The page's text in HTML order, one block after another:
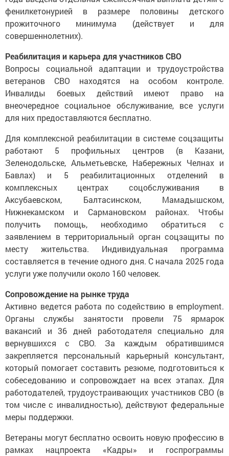
фенилкетонурией в размере половины детского
прожиточного минимума (действует и для
совершеннолетних).
Реабилитация и карьера для участников СВО
Вопросы социальной адаптации и трудоустройства
ветеранов СВО находятся на особом контроле.
Инвалиды боевых действий имеют право на
внеочередное социальное обслуживание, все услуги
для них предоставляются бесплатно.
Для комплексной реабилитации в системе соцзащиты
работают 5 профильных центров (в Казани,
Зеленодольске, Альметьевске, Набережных Челнах и
Бавлах) и 5 реабилитационных отделений в
комплексных центрах соцобслуживания в
Аксубаевском, Балтасинском, Мамадышском,
Нижнекамском и Сармановском районах. Чтобы
получить помощь, необходимо обратиться с
заявлением в территориальный орган соцзащиты по
месту жительства. Индивидуальная программа
составляется в течение одного дня. С начала 2025 года
услуги уже получили около 160 человек.
Сопровождение на рынке труда
Активно ведется работа по содействию в employment.
Органы службы занятости провели 75 ярмарок
вакансий и 36 дней работодателя специально для
вернувшихся с СВО. За каждым обратившимся
закрепляется персональный карьерный консультант,
который помогает составить резюме, подготовиться к
собеседованию и сопровождает на всех этапах. Для
работодателей, трудоустраивающих участников СВО (в
том числе с инвалидностью), действуют федеральные
меры поддержки.
Ветераны могут бесплатно освоить новую профессию в
рамках нацпроекта «Кадры» и госпрограммы